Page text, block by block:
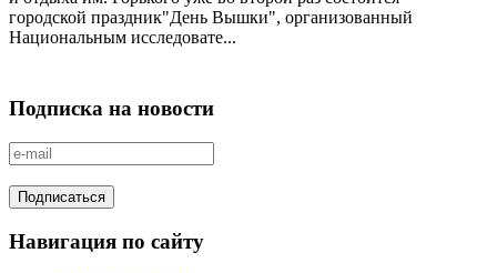
городской праздник"День Вышки", организованный
Национальным исследовате...
Подписка на новости
Навигация по сайту